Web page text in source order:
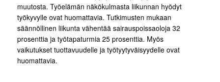
muutosta. Työelämän näkökulmasta liikunnan hyödyt
työkyvylle ovat huomattavia. Tutkimusten mukaan
säännöllinen liikunta vähentää sairauspoissaoloja 32
prosenttia ja työtapaturmia 25 prosenttia. Myös
vaikutukset tuottavuudelle ja työtyytyväisyydelle ovat
huomattavia.